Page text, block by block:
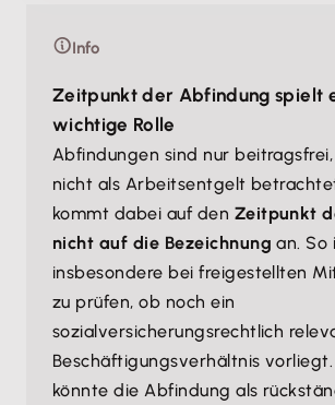
Info
Zeitpunkt der Abfindung spielt
wichtige Rolle
Abfindungen sind nur
nicht als Arbeitsentgelt
kommt dabei auf den Zeitpunkt
nicht auf die Bezeichnung an. So
insbesondere bei freigestellten
zu prüfen, ob noch ein
sozialversicherungsrechtlich
Beschäftigungsverhältnis
könnte die Abfindung als